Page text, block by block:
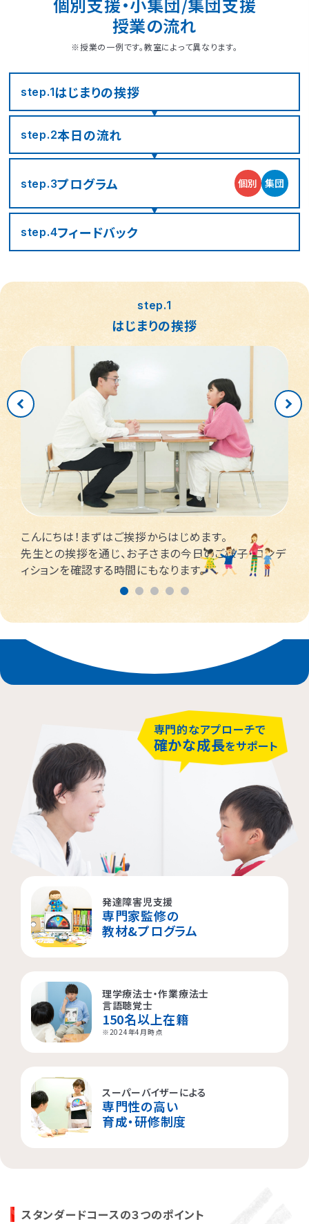
授業の流れ
※授業の一例です。教室によって異なります。
step.1はじまりの挨拶
step.2本日の流れ
step.3プログラム 個別 集団
step.4フィードバック
step.1
はじまりの挨拶
こんにちは！まずはご挨拶からはじめます。
先生との挨拶を通じ、お子さまの今日のご様子・コンデ
ィションを確認する時間にもなります。
専門的なアプローチで
確かな成長をサポート
発達障害児支援
専門家監修の
教材&プログラム
理学療法士・作業療法士
言語聴覚士
150名以上在籍
※2024年4月時点
スーパーバイザーによる
専門性の高い
育成・研修制度
スタンダードコースの３つのポイント